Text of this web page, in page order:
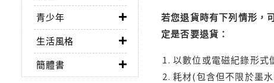
青少年
生活風格
簡體書
若您退貨時有下列情形，
定是否要退貨：
以數位或電磁紀錄形式
耗材(包含但不限於墨